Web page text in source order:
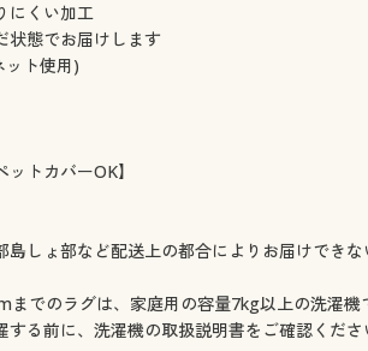
にくい加工
態でお届けします
ト使用)
ットカバーOK】
しょ部など配送上の都合によりお届けでき
でのラグは、家庭用の容量7kg以上の洗濯
る前に、洗濯機の取扱説明書をご確認くだ